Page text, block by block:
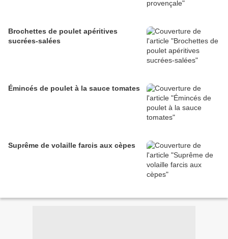
Brochettes de poulet apéritives
sucrées-salées
Émincés de poulet à la sauce tomates
Suprême de volaille farcis aux cèpes